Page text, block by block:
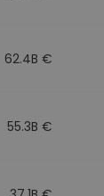
62.4B €
55.3B €